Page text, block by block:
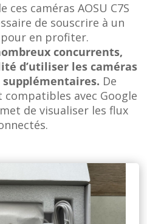
ces caméras AOSU C7S
de souscrire à un
en profiter.
concurrents,
d’utiliser les caméras
De
compatibles avec Google
de visualiser les flux